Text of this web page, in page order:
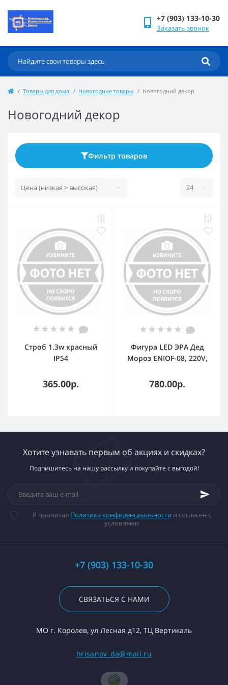
+7 (903) 133-10-30
Заказать звонок
Товары для дома Новогодние товары Новогодний декор
Новогодний декор
Фильтр товаров
Строб 1.3w красный
IP54
365.00р.
Фигура LED ЭРА Дед
Мороз ENIOF-08, 220V,
780.00р.
Хотите узнавать первым об акциях и скидках?
Подпишитесь на нашу рассылку и покупайте с выгодой!
Я прочитал Политика конфиденциальности и согласен с
условиями
+7 (903) 133-10-30
СВЯЗАТЬСЯ С НАМИ
МО г. Королев, ул Лесная д12, ТЦ Вертикаль
hrisanov_da@mail.ru